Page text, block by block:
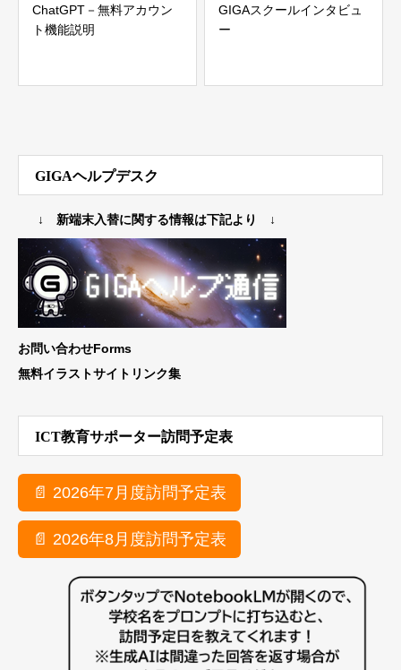
ChatGPT－無料アカウン
ト機能説明
GIGAスクールインタビュ
ー
GIGAヘルプデスク
↓ 新端末入替に関する情報は下記より ↓
お問い合わせForms
無料イラストサイトリンク集
ICT教育サポーター訪問予定表
📄 2026年7月度訪問予定表
📄 2026年8月度訪問予定表